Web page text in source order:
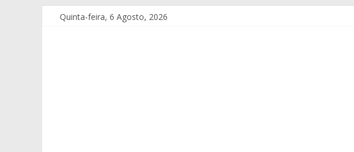
Quinta-feira, 6 Agosto, 2026